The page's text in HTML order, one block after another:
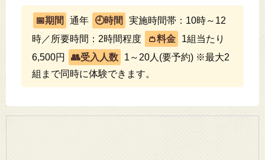
通年
実施時間帯：10時～12
時／所要時間：2時間程度
1組当たり
6,500円
1～20人(要予約) ※最大2
組まで同時に体験できます。